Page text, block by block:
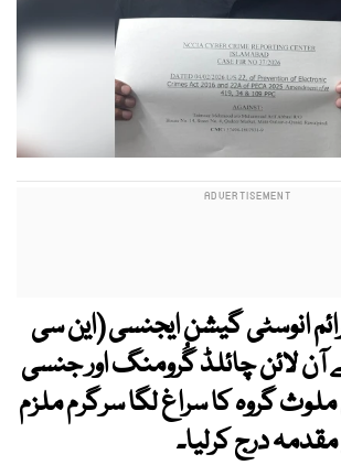
انوسٹی گیشن ایجنسی (این سی
لائن چائلڈ گُرومنگ اور جنسی
گروہ کا سراغ لگا سرگرم ملزم
درج کرلیا۔